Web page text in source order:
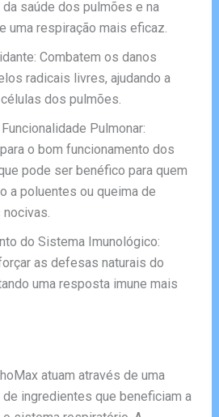
da saúde dos pulmões e na
uma respiração mais eficaz.
Combatem os danos
radicais livres, ajudando a
dos pulmões.
Pulmonar:
o bom funcionamento dos
pode ser benéfico para quem
a poluentes ou queima de
do Sistema Imunológico:
as defesas naturais do
uma resposta imune mais
atuam através de uma
ingredientes que beneficiam a